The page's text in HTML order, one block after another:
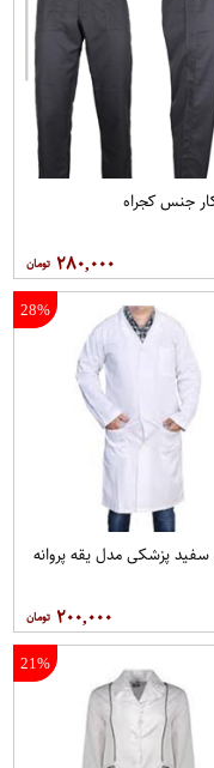
جنس کجراه
۲۸۰,۰۰۰
28%
پزشکی مدل یقه پروانه
۲۰۰,۰۰۰
21%